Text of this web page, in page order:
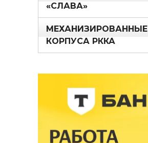
«СЛАВА»
МЕХАНИЗИРОВАННЫЕ
КОРПУСА РККА